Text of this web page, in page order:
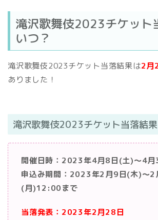
滝沢歌舞伎2023チケット
いつ？
滝沢歌舞伎2023チケット当落結果は2月
ありました！
滝沢歌舞伎2023チケット当落結
開催日時：2023年4月8日(土)〜4
申込み期間：2023年2月9日(木)〜2
(月)12:00まで
当落発表：2023年2月28日